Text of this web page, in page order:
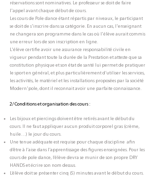
réservations sont nominatives. Le professeur se doit de faire
l'appel avant chaque début de cours.
Les cours de Pole dance étant répartis par niveaux, le participant
se doit de s'inscrire dans sa catégorie. En aucun cas, l'enseignant
ne changera son programme dans le cas où l'élève aurait commis
une erreur lors de son inscription en ligne.
L'élève certifie avoir une assurance responsabilité civile en
vigueur pendant toute la durée de la Prestation et atteste que sa
constitution physique et son état de santé lui permet de pratiquer
le sport en général, et plus particulièrement d’utiliser les services,
les activités, le matériel et les installations proposées par la société
Modern'pole, dont il reconnait avoir une parfaite connaissance.
2/ Conditions et organisation des cours :
Les bijoux et piercings doivent être retirés avant le début du
cours. Il ne faut appliquer aucun produit corporel gras (crème,
huile…) le jour du cours.
Une tenue adéquate est requise pour chaque discipline afin
d’être à l’aise dans l’apprentissage des figures enseignées. Pour les
cours de pole dance, l’élève devra se munir de son propre DRY
HANDS et écrire son nom dessus.
L’élève doit se présenter cinq (5) minutes avant le début du cours.